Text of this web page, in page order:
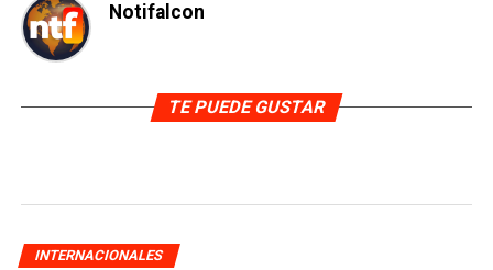
Notifalcon
TE PUEDE GUSTAR
INTERNACIONALES